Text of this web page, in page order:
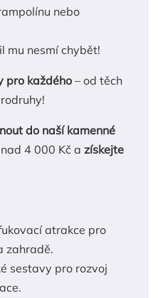
nebo
mu nesmí chybět!
pro každého – od těch
do naší kamenné
4 000 Kč a získejte
atrakce pro
zahradě.
sestavy pro rozvoj